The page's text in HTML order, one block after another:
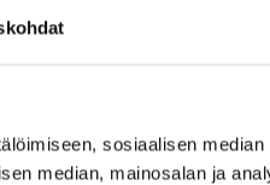
sosiaalisen
median, mainosalan ja